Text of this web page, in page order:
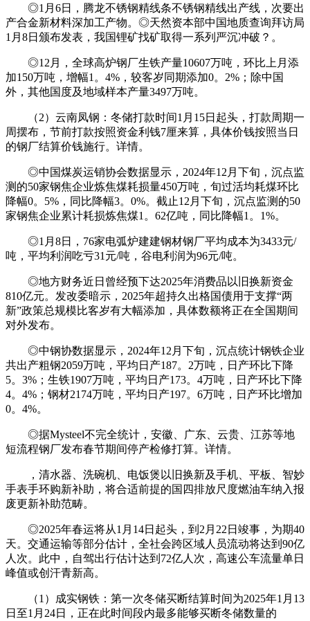
◎1月6日，腾龙不锈钢精线条不锈钢精线出产线，次要出
产合金新材料深加工产物。◎天然资本部中国地质查询拜访局
1月8日颁布发表，我国锂矿找矿取得一系列严沉冲破？。
◎12月，全球高炉钢厂生铁产量10607万吨，环比上月添
加150万吨，增幅1。4%，较客岁同期添加0。2%；除中国
外，其他国度及地域样本产量3497万吨。
（2）云南凤钢：冬储打款时间1月15日起头，打款周期一
周摆布，节前打款按照资金利钱7厘来算，具体价钱按照当日
的钢厂结算价钱施行。详情。
◎中国煤炭运销协会数据显示，2024年12月下旬，沉点监
测的50家钢焦企业炼焦煤耗损量450万吨，旬过活均耗煤环比
降幅0。5%，同比降幅3。0%。截止12月下旬，沉点监测的50
家钢焦企业累计耗损炼焦煤1。62亿吨，同比降幅1。1%。
◎1月8日，76家电弧炉建建钢材钢厂平均成本为3433元/
吨，平均利润吃亏31元/吨，谷电利润为96元/吨。
◎地方财务近日曾经预下达2025年消费品以旧换新资金
810亿元。发改委暗示，2025年超持久出格国债用于支撑“两
新”政策总规模比客岁有大幅添加，具体数额将正在全国期间
对外发布。
◎中钢协数据显示，2024年12月下旬，沉点统计钢铁企业
共出产粗钢2059万吨，平均日产187。2万吨，日产环比下降
5。3%；生铁1907万吨，平均日产173。4万吨，日产环比下降
4。4%；钢材2174万吨，平均日产197。6万吨，日产环比增加
0。4%。
◎据Mysteel不完全统计，安徽、广东、云贵、江苏等地
短流程钢厂发布春节期间停产检修打算。详情。
，清水器、洗碗机、电饭煲以旧换新及手机、平板、智妙
手表手环购新补助，将合适前提的国四排放尺度燃油车纳入报
废更新补助范畴。
◎2025年春运将从1月14日起头，到2月22日竣事，为期40
天。交通运输等部分估计，全社会跨区域人员流动将达到90亿
人次。此中，自驾出行估计达到72亿人次，高速公车流量单日
峰值或创汗青新高。
（1）成实钢铁：第一次冬储买断结算时间为2025年1月13
日至1月24日，正在此时间段内最多能够买断冬储数量的